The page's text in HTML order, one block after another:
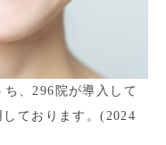
、296院が導入して
ております。(2024